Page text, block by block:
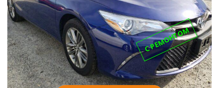
С РЕМОНТОМ